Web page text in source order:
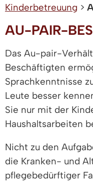
Kinderbetreuung >
AU-PAIR-
Das Au-pair-
Beschäftigten
Sprachkenntnisse
Leute besser
Sie nur mit der
Haushaltsarbeiten
Nicht zu den
die Kranken- und
pflegebedürftiger